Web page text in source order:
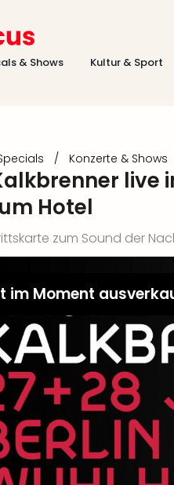
& Shows Kultur & Sport
/ Konzerte & Shows
live
Hotel
zum Sound der
im Moment